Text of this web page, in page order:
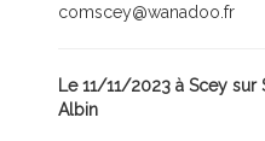
comscey@wanadoo.fr
Le 11/11/2023 à Scey sur
Albin